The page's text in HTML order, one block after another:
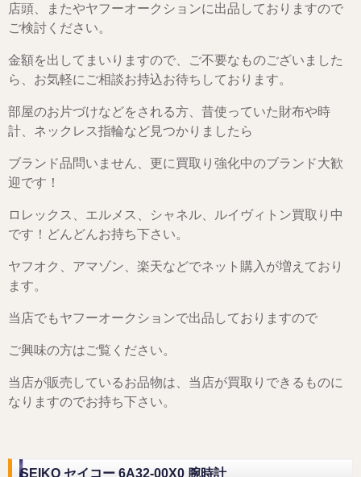
店頭、またやヤフーオークションに出品しておりますので
ご検討ください。
金額を出してまいりますので、ご不要なものございました
ら、お気軽にご相談お持込お待ちしております。
部屋のお片づけなどをされる方、昔使っていた財布や時
計、ネックレス指輪など見つかりましたら
ブランド品問いません、更に買取り強化中のブランド大歓
迎です！
ロレックス、エルメス、シャネル、ルイヴィトン買取り中
です！どんどんお持ち下さい。
ヤフオク、アマゾン、楽天などでネット購入が増えており
ます。
当店でもヤフーオークションで出品しておりますので
ご興味の方はご覧ください。
当店が販売しているお品物は、当店が買取りできるものに
なりますのでお持ち下さい。
SEIKO セイコー 6A32-00X0 腕時計